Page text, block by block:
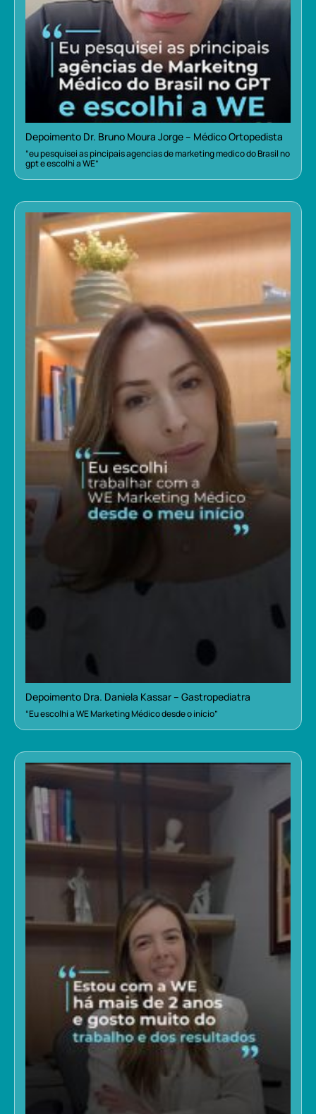
Depoimento Dr. Bruno Moura Jorge – Médico Ortopedista
“eu pesquisei as pincipais agencias de marketing medico do Brasil no
gpt e escolhi a WE”
Depoimento Dra. Daniela Kassar – Gastropediatra
“Eu escolhi a WE Marketing Médico desde o início”